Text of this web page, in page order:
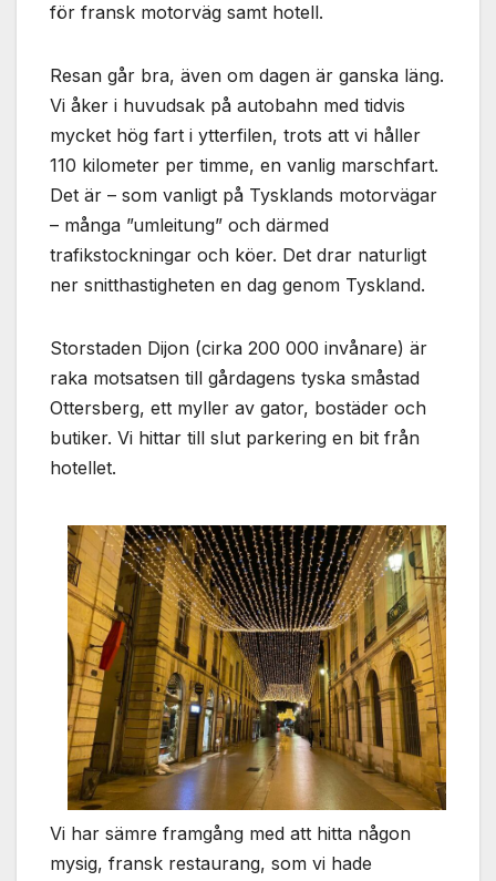
för fransk motorväg samt hotell.
Resan går bra, även om dagen är ganska läng.
Vi åker i huvudsak på autobahn med tidvis
mycket hög fart i ytterfilen, trots att vi håller
110 kilometer per timme, en vanlig marschfart.
Det är – som vanligt på Tysklands motorvägar
– många ”umleitung” och därmed
trafikstockningar och köer. Det drar naturligt
ner snitthastigheten en dag genom Tyskland.
Storstaden Dijon (cirka 200 000 invånare) är
raka motsatsen till gårdagens tyska småstad
Ottersberg, ett myller av gator, bostäder och
butiker. Vi hittar till slut parkering en bit från
hotellet.
Vi har sämre framgång med att hitta någon
mysig, fransk restaurang, som vi hade
används.
Marknadsföring
Genom att dela
med dig av dina
beteende när du
surfar ökar du
chansen att få se
anpassat innehåll
och erbjudanden.